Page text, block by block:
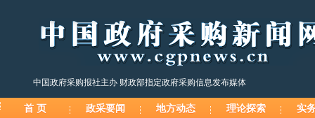
中国政府采购报社主办 财政部指定政府采购信息发布媒体
首 页 政采要闻 地方动态 理论探索
实